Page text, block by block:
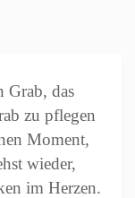
Grab, das
zu pflegen
Moment,
wieder,
im Herzen.